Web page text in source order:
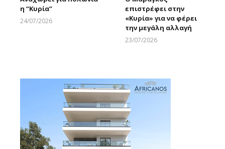
η “Κυρία”
24/07/2026
επιστρέφει στην
«Κυρία» για να φέρει
την μεγάλη αλλαγή
23/07/2026